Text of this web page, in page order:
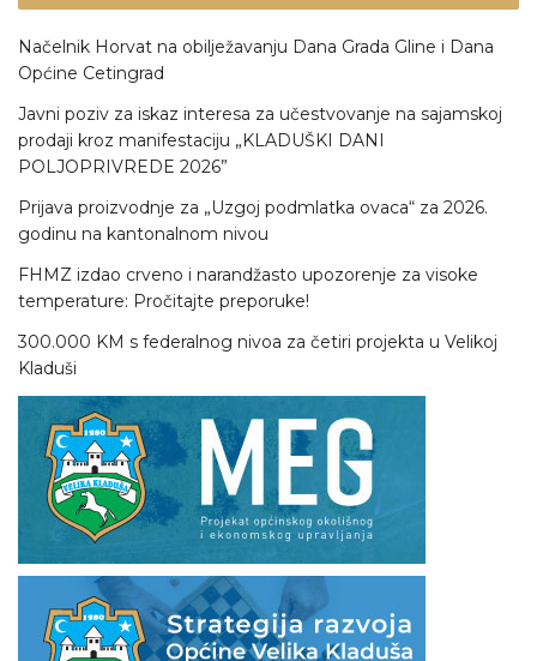
Načelnik Horvat na obilježavanju Dana Grada Gline i Dana
Općine Cetingrad
Javni poziv za iskaz interesa za učestvovanje na sajamskoj
prodaji kroz manifestaciju „KLADUŠKI DANI
POLJOPRIVREDE 2026”
Prijava proizvodnje za „Uzgoj podmlatka ovaca“ za 2026.
godinu na kantonalnom nivou
FHMZ izdao crveno i narandžasto upozorenje za visoke
temperature: Pročitajte preporuke!
300.000 KM s federalnog nivoa za četiri projekta u Velikoj
Kladuši